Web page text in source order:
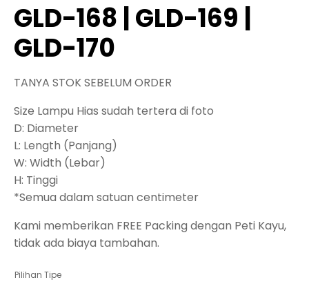
GLD-168 | GLD-169 |
GLD-170
TANYA STOK SEBELUM ORDER
Size Lampu Hias sudah tertera di foto
D: Diameter
L: Length (Panjang)
W: Width (Lebar)
H: Tinggi
*Semua dalam satuan centimeter
Kami memberikan FREE Packing dengan Peti Kayu,
tidak ada biaya tambahan.
Pilihan Tipe